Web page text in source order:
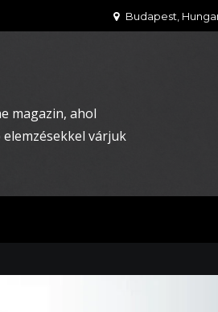
Budapest,
magazin, ahol
várjuk